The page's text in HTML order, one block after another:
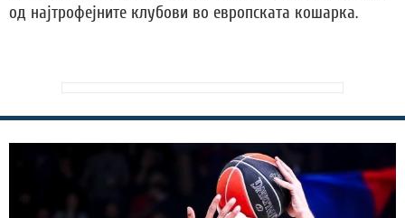
од најтрофејните клубови во европската кошарка.